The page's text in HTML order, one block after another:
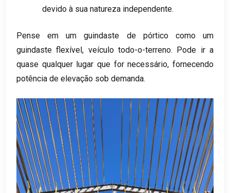
devido à sua natureza independente.
Pense em um guindaste de pórtico como um
guindaste flexível, veículo todo-o-terreno. Pode ir a
quase qualquer lugar que for necessário, fornecendo
potência de elevação sob demanda.